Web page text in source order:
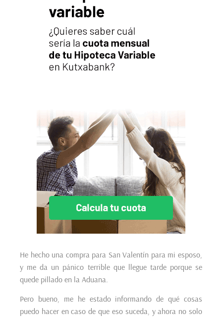
He hecho una compra para San Valentín para mi esposo,
y me da un pánico terrible que llegue tarde porque se
quede pillado en la Aduana.
Pero bueno, me he estado informando de qué cosas
puedo hacer en caso de que eso suceda, y ahora no solo